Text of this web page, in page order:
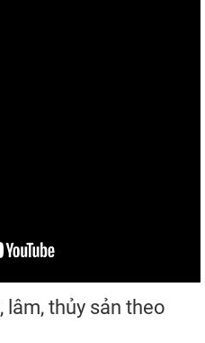
lâm, thủy sản theo